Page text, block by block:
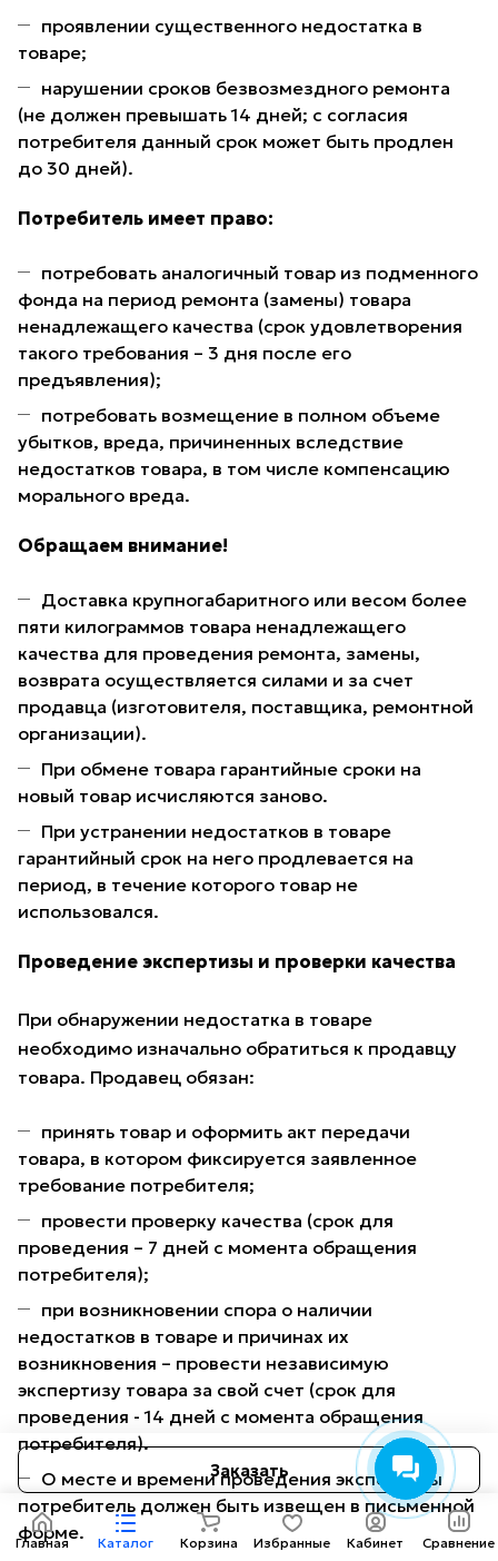
Заказать
проявлении существенного недостатка в
товаре;
нарушении сроков безвозмездного ремонта
(не должен превышать 14 дней; с согласия
потребителя данный срок может быть продлен
до 30 дней).
Потребитель имеет право:
потребовать аналогичный товар из подменного
фонда на период ремонта (замены) товара
ненадлежащего качества (срок удовлетворения
такого требования – 3 дня после его
предъявления);
потребовать возмещение в полном объеме
убытков, вреда, причиненных вследствие
недостатков товара, в том числе компенсацию
морального вреда.
Обращаем внимание!
Доставка крупногабаритного или весом более
пяти килограммов товара ненадлежащего
качества для проведения ремонта, замены,
возврата осуществляется силами и за счет
продавца (изготовителя, поставщика, ремонтной
организации).
При обмене товара гарантийные сроки на
новый товар исчисляются заново.
При устранении недостатков в товаре
гарантийный срок на него продлевается на
период, в течение которого товар не
использовался.
Проведение экспертизы и проверки качества
При обнаружении недостатка в товаре
необходимо изначально обратиться к продавцу
товара. Продавец обязан:
принять товар и оформить акт передачи
товара, в котором фиксируется заявленное
требование потребителя;
провести проверку качества (срок для
проведения – 7 дней с момента обращения
потребителя);
при возникновении спора о наличии
недостатков в товаре и причинах их
возникновения – провести независимую
экспертизу товара за свой счет (срок для
проведения - 14 дней с момента обращения
потребителя).
О месте и времени проведения экспертизы
потребитель должен быть извещен в письменной
форме.
Главная Каталог Корзина Избранные Кабинет Сравнение